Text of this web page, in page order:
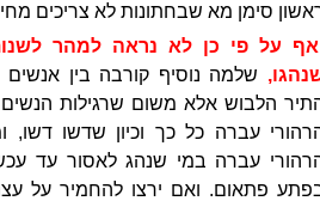
סימן מא שבחתונות לא צריכים
על פי כן לא נראה למהר
שלמה נוסיף קורבה בין
הלבוש אלא משום שרגילות הנשים
עברה כל כך וכיון שדשו דשו,
עברה במי שנהג לאסור עד
פתאום. ואם ירצו להחמיר על